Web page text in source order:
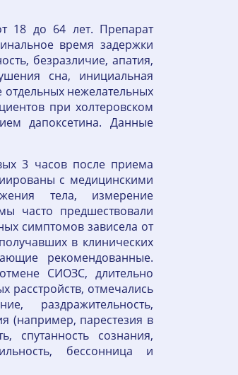
18 до 64 лет. Препарат
время задержки
безразличие, апатия,
сна, инициальная
нежелательных
при холтеровском
дапоксетина. Данные
3 часов после приема
с медицинскими
тела, измерение
часто предшествовали
симптомов зависела от
в клинических
рекомендованные.
СИОЗС, длительно
расстройств, отмечались
раздражительность,
(например, парестезия в
спутанность сознания,
бессонница и